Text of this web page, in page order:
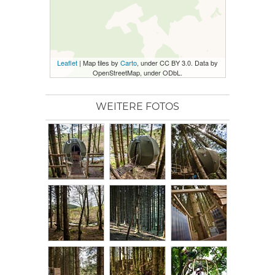
Leaflet | Map tiles by Carto, under CC BY 3.0. Data by
OpenStreetMap, under ODbL.
WEITERE FOTOS